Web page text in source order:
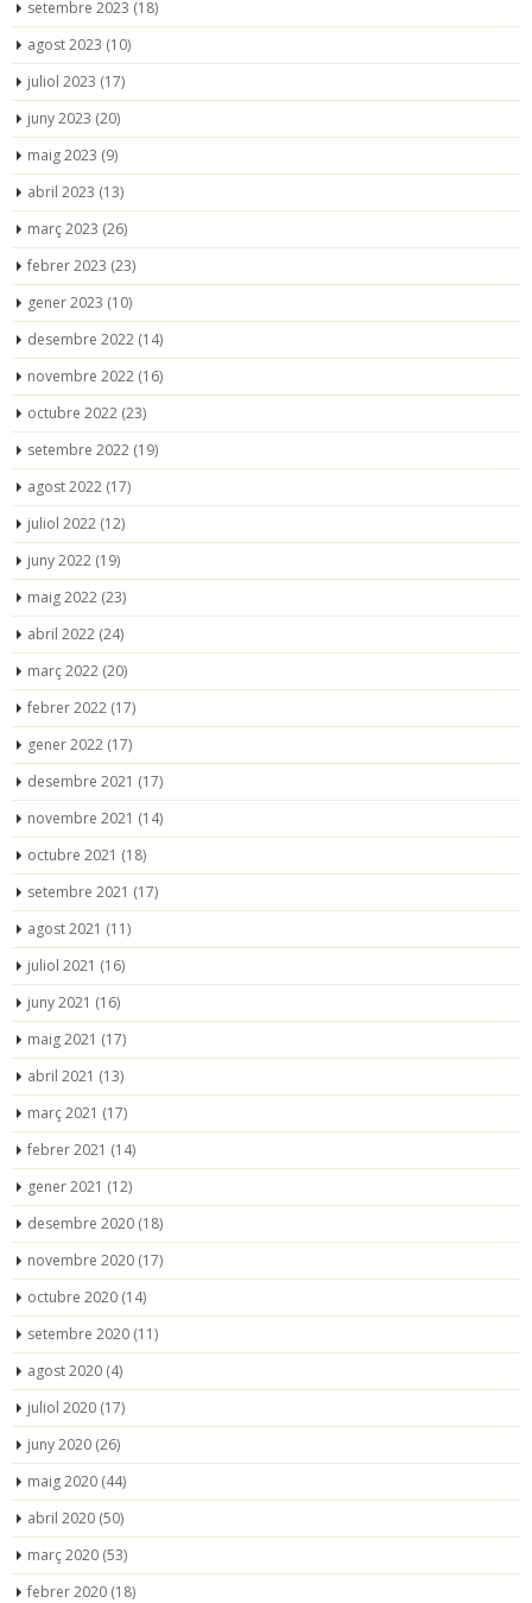
setembre 2023 (18)
agost 2023 (10)
juliol 2023 (17)
juny 2023 (20)
maig 2023 (9)
abril 2023 (13)
març 2023 (26)
febrer 2023 (23)
gener 2023 (10)
desembre 2022 (14)
novembre 2022 (16)
octubre 2022 (23)
setembre 2022 (19)
agost 2022 (17)
juliol 2022 (12)
juny 2022 (19)
maig 2022 (23)
abril 2022 (24)
març 2022 (20)
febrer 2022 (17)
gener 2022 (17)
desembre 2021 (17)
novembre 2021 (14)
octubre 2021 (18)
setembre 2021 (17)
agost 2021 (11)
juliol 2021 (16)
juny 2021 (16)
maig 2021 (17)
abril 2021 (13)
març 2021 (17)
febrer 2021 (14)
gener 2021 (12)
desembre 2020 (18)
novembre 2020 (17)
octubre 2020 (14)
setembre 2020 (11)
agost 2020 (4)
juliol 2020 (17)
juny 2020 (26)
maig 2020 (44)
abril 2020 (50)
març 2020 (53)
febrer 2020 (18)